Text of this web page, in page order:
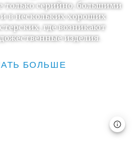
только серийно, большими
в нескольких хороших
где возникают
изделия.
БОЛЬШЕ